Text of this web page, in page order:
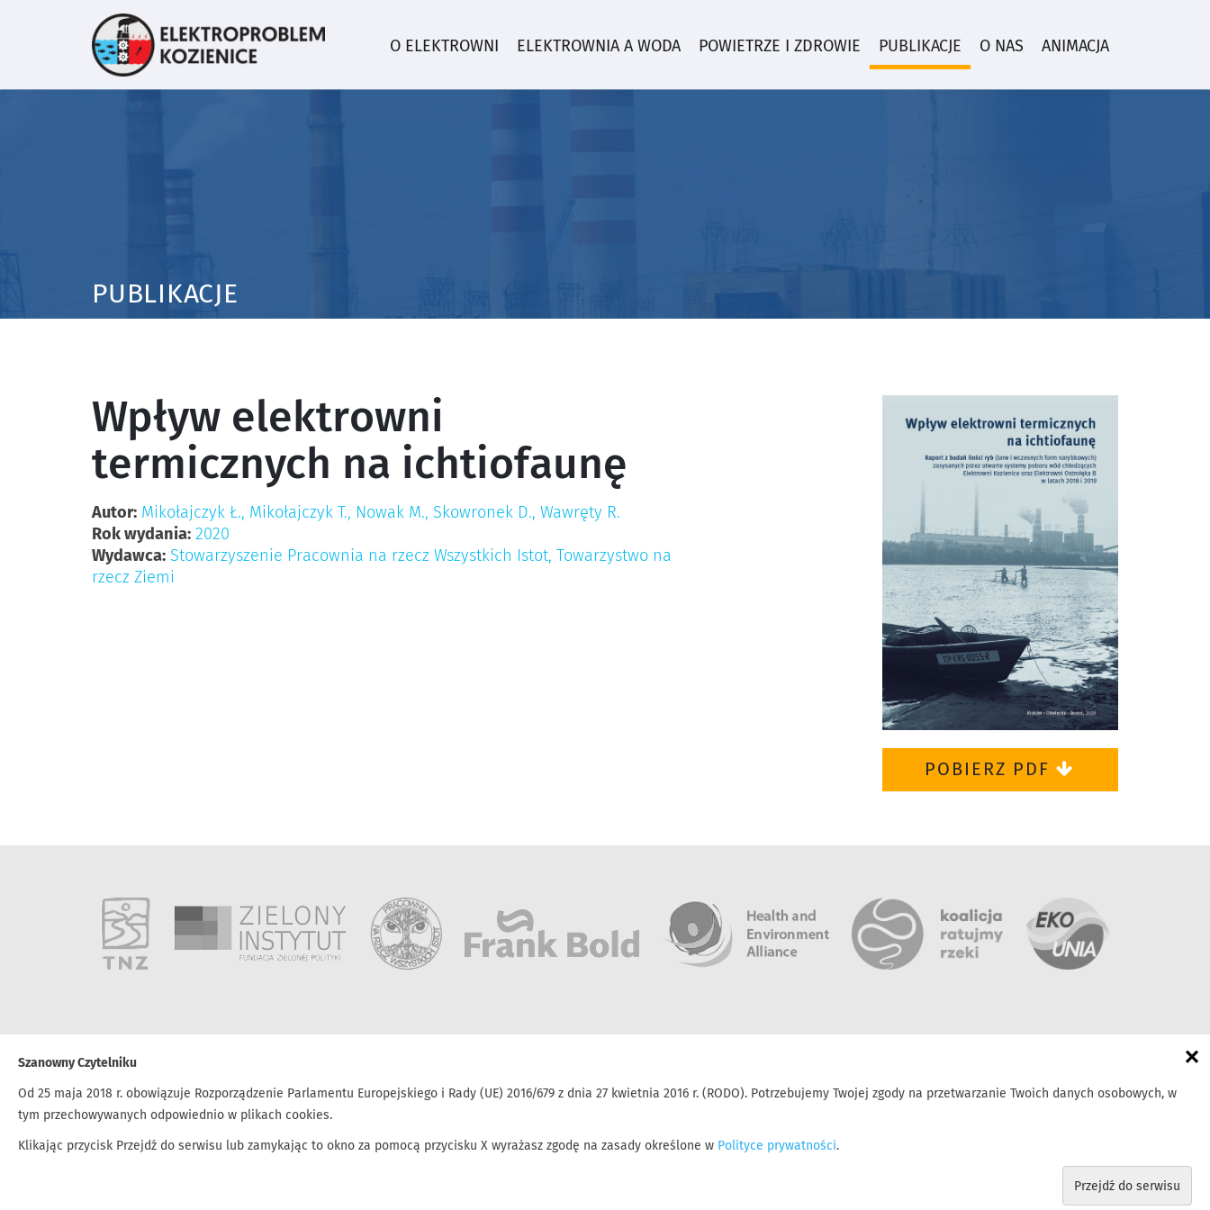
O ELEKTROWNI ELEKTROWNIA A WODA POWIETRZE I ZDROWIE PUBLIKACJE O NAS ANIMACJA
PUBLIKACJE
Wpływ elektrowni
termicznych na ichtiofaunę
Autor: Mikołajczyk Ł., Mikołajczyk T., Nowak M., Skowronek D., Wawręty R.
Rok wydania: 2020
Wydawca: Stowarzyszenie Pracownia na rzecz Wszystkich Istot, Towarzystwo na
rzecz Ziemi
POBIERZ PDF
Kontakt biuro@tnz.most.org.pl tel. 33 842-21-20
×
Szanowny Czytelniku
Od 25 maja 2018 r. obowiązuje Rozporządzenie Parlamentu Europejskiego i Rady (UE) 2016/679 z dnia 27 kwietnia 2016 r. (RODO). Potrzebujemy Twojej zgody na przetwarzanie Twoich danych osobowych, w
tym przechowywanych odpowiednio w plikach cookies.
Klikając przycisk Przejdź do serwisu lub zamykając to okno za pomocą przycisku X wyrażasz zgodę na zasady określone w Polityce prywatności.
Przejdź do serwisu